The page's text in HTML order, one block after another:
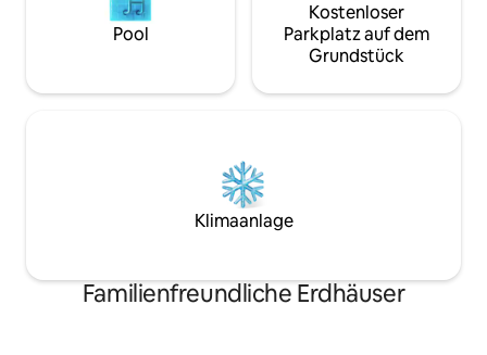
Pool
Kostenloser
Parkplatz auf dem
Grundstück
Klimaanlage
Familienfreundliche Erdhäuser